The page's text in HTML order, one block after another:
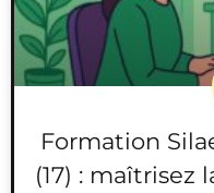
Formation
(17) : maîtrisez